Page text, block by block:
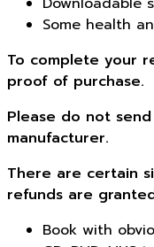
Some health
To complete your
proof of purchase.
Please do not
manufacturer.
There are certain
refunds are
Book with